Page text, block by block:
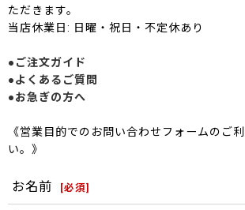
ただきます。
当店休業日: 日曜・祝日・不定休あり
●ご注文ガイド
●よくあるご質問
●お急ぎの方へ
《営業目的でのお問い合わせフォームのご
い。》
お名前 [必須]